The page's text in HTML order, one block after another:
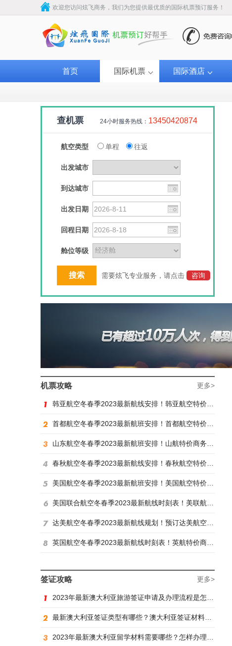
欢迎您访问炫飞商务，我们为您提供最优质的国际机票预订服务！
首页 国际机票 国际酒店
查机票 24小时服务热线： 13450420874
航空类型 单程 往返
出发城市
到达城市
出发日期
回程日期
舱位等级
需要炫飞专业服务，请点击 咨询
澳洲航空 荷兰皇家航空
机票攻略 更多>
韩亚航空冬春季2023最新航线安排！韩亚航空特价商务舱预订火热抢购中
首都航空冬春季2023最新航班安排！首都航空特价商务舱火热抢购中
山东航空冬春季2023最新航班安排！山航特价商务舱火热抢购中
春秋航空冬春季2023最新航线安排！春秋航空特价商务舱找炫飞
美国航空冬春季2023最新航班安排！美国航空特价商务舱火热抢购中
美国联合航空冬春季2023最新航线时刻表！美联航特价商务舱预订火热抢购ing
达美航空冬春季2023最新航线规划！预订达美航空商务舱找炫飞
英国航空冬春季2023最新航线时刻表！英航特价商务舱预订找炫飞
签证攻略 更多>
2023年最新澳大利亚旅游签证申请及办理流程是怎样？
最新澳大利亚签证类型有哪些？澳大利亚签证材料有哪些？
2023年最新澳大利亚留学材料需要哪些？怎样办理留学签证？